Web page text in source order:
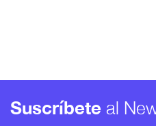
Suscríbete al